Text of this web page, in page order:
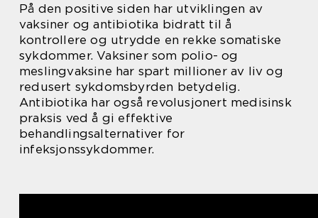
På den positive siden har utviklingen av
vaksiner og antibiotika bidratt til å
kontrollere og utrydde en rekke somatiske
sykdommer. Vaksiner som polio- og
meslingvaksine har spart millioner av liv og
redusert sykdomsbyrden betydelig.
Antibiotika har også revolusjonert medisinsk
praksis ved å gi effektive
behandlingsalternativer for
infeksjonssykdommer.